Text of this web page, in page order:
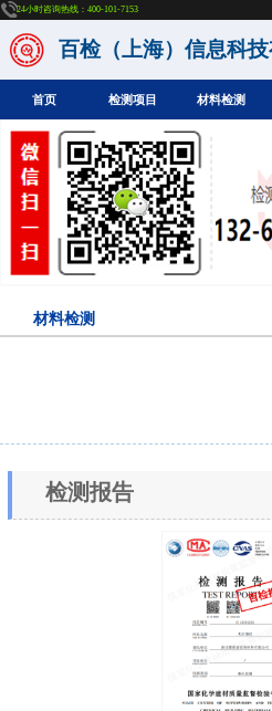
24小时咨询热线：400-101-7153
百检（上海）信息科技
首页 检测项目 材料检测
材料检测
检测报告